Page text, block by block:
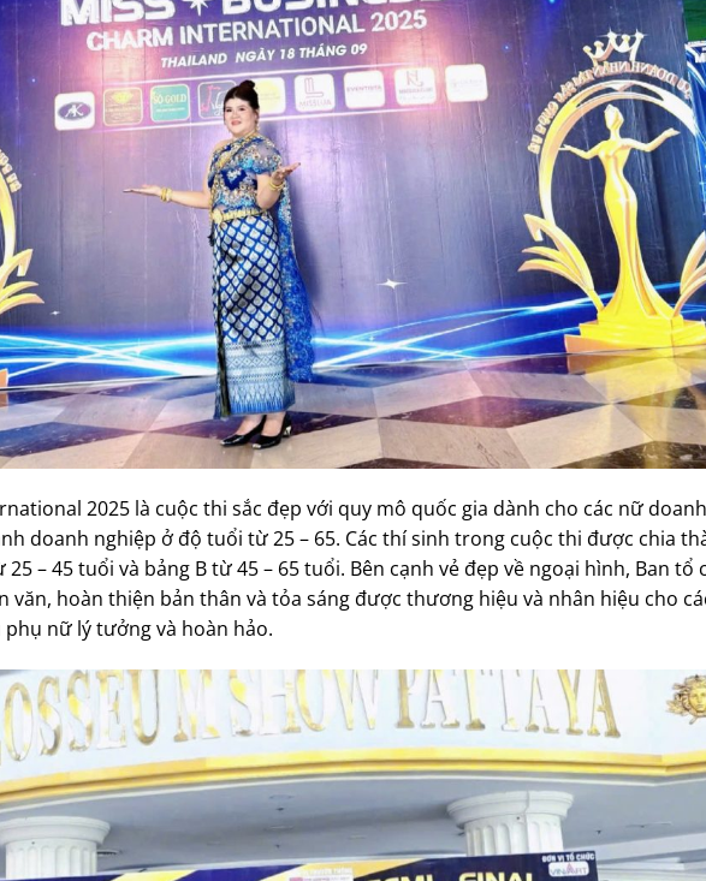
2025 là cuộc thi sắc đẹp với quy mô quốc gia dành cho các nữ
doanh nghiệp ở độ tuổi từ 25 – 65. Các thí sinh trong cuộc thi được chia
– 45 tuổi và bảng B từ 45 – 65 tuổi. Bên cạnh vẻ đẹp về ngoại hình, Ban tổ
văn, hoàn thiện bản thân và tỏa sáng được thương hiệu và nhân hiệu cho
nữ lý tưởng và hoàn hảo.